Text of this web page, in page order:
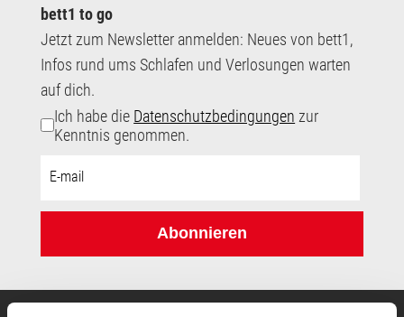
bett1 to go
Jetzt zum Newsletter anmelden: Neues von bett1,
Infos rund ums Schlafen und Verlosungen warten
auf dich.
Ich habe die Datenschutzbedingungen zur
Kenntnis genommen.
Mail-
Abonnieren